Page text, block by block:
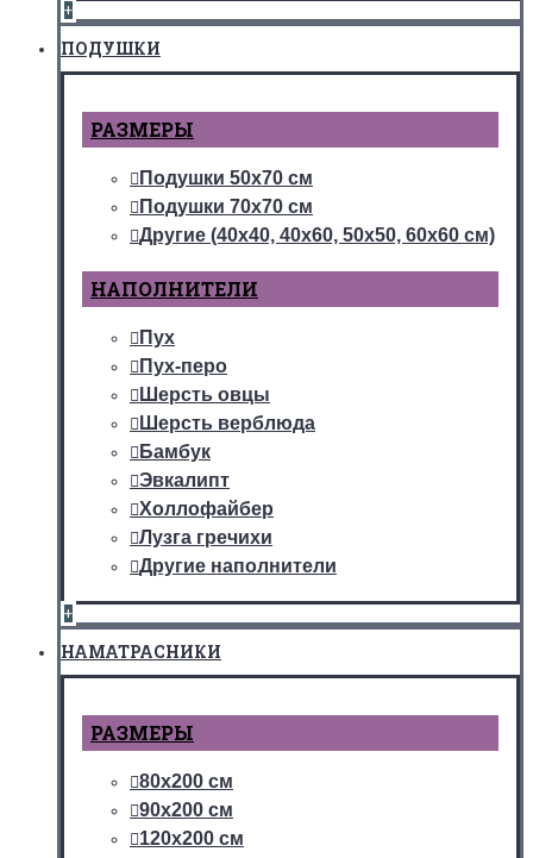
+
ПОДУШКИ
РАЗМЕРЫ
Подушки 50х70 см
Подушки 70х70 см
Другие (40х40, 40х60, 50х50, 60х60 см)
НАПОЛНИТЕЛИ
Пух
Пух-перо
Шерсть овцы
Шерсть верблюда
Бамбук
Эвкалипт
Холлофайбер
Лузга гречихи
Другие наполнители
+
НАМАТРАСНИКИ
РАЗМЕРЫ
80х200 см
90х200 см
120х200 см